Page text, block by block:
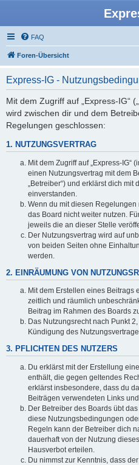
FAQ
Foren-Übersicht
Express-IG -
Mit dem Zugriff auf „Express-IG“
wird zwischen dir und dem
Regelungen geschlossen:
1. NUTZUNGSVERTRAG
Mit dem Zugriff auf „Express-IG“
einen Nutzungsvertrag mit dem
„Betreiber“) und erklärst dich
einverstanden.
Wenn du mit diesen
das Board nicht weiter nutzen.
jeweils die an dieser Stelle
Der Nutzungsvertrag wird auf
von beiden Seiten ohne
werden.
2. EINRÄUMUNG VON
Mit dem Erstellen eines Beitrags
zeitlich und räumlich
Beitrag im Rahmen des Boards
Das Nutzungsrecht nach Punkt
Kündigung des
3. PFLICHTEN DES NUTZERS
Du erklärst mit der Erstellung
enthält, die gegen geltendes
erklärst insbesondere, dass du
Beiträgen verwendeten Links
Der Betreiber des Boards übt
diese Nutzungsbedingungen
Regeln kann der Betreiber dich
dauerhaft von der Nutzung
Hausverbot erteilen.
Du nimmst zur Kenntnis, dass